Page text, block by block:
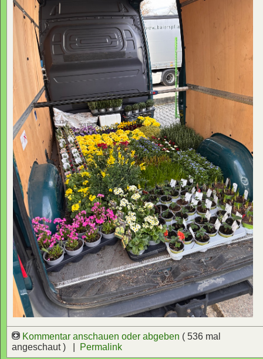
Kommentar anschauen oder abgeben ( 536 mal
angeschaut ) |
Permalink